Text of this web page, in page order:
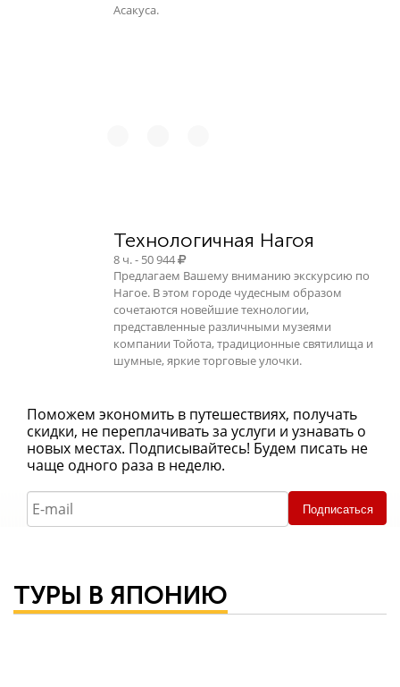
Асакуса.
Технологичная Нагоя
8 ч. - 50 944
Предлагаем Вашему вниманию экскурсию по
Нагое. В этом городе чудесным образом
сочетаются новейшие технологии,
представленные различными музеями
компании Тойота, традиционные святилища и
шумные, яркие торговые улочки.
Поможем экономить в путешествиях, получать
скидки, не переплачивать за услуги и узнавать о
новых местах. Подписывайтесь! Будем писать не
чаще одного раза в неделю.
Подписаться
ТУРЫ В ЯПОНИЮ